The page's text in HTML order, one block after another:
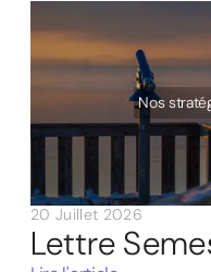
Nos
20 Juillet 2026
Lettre